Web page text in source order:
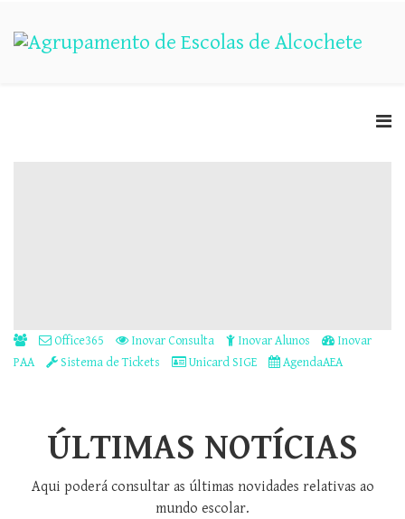
Office365 Inovar Consulta Inovar Alunos
Inovar
PAA
Sistema de Tickets Unicard SIGE AgendaAEA
ÚLTIMAS NOTÍCIAS
Aqui poderá consultar as últimas novidades relativas ao
mundo escolar.